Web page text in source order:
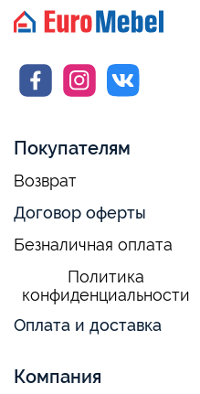
Покупателям
Возврат
Договор оферты
Безналичная оплата
Политика
конфиденциальности
Оплата и доставка
Компания